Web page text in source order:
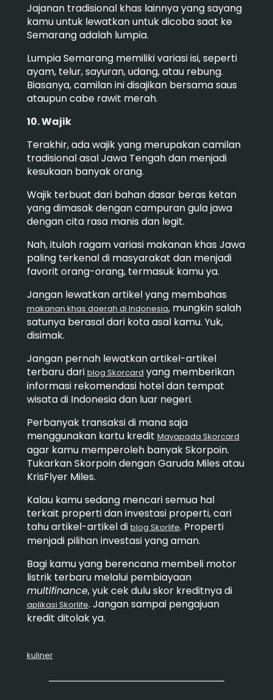
Jajanan tradisional khas lainnya yang sayang
kamu untuk lewatkan untuk dicoba saat ke
Semarang adalah lumpia.
Lumpia Semarang memiliki variasi isi, seperti
ayam, telur, sayuran, udang, atau rebung.
Biasanya, camilan ini disajikan bersama saus
ataupun cabe rawit merah.
10. Wajik
Terakhir, ada wajik yang merupakan camilan
tradisional asal Jawa Tengah dan menjadi
kesukaan banyak orang.
Wajik terbuat dari bahan dasar beras ketan
yang dimasak dengan campuran gula jawa
dengan cita rasa manis dan legit.
Nah, itulah ragam variasi makanan khas Jawa
paling terkenal di masyarakat dan menjadi
favorit orang-orang, termasuk kamu ya.
Jangan lewatkan artikel yang membahas
makanan khas daerah di Indonesia, mungkin salah
satunya berasal dari kota asal kamu. Yuk,
disimak.
Jangan pernah lewatkan artikel-artikel
terbaru dari blog Skorcard yang memberikan
informasi rekomendasi hotel dan tempat
wisata di Indonesia dan luar negeri.
Perbanyak transaksi di mana saja
menggunakan kartu kredit Mayapada Skorcard
agar kamu memperoleh banyak Skorpoin.
Tukarkan Skorpoin dengan Garuda Miles atau
KrisFlyer Miles.
Kalau kamu sedang mencari semua hal
terkait properti dan investasi properti, cari
tahu artikel-artikel di blog Skorlife. Properti
menjadi pilihan investasi yang aman.
Bagi kamu yang berencana membeli motor
listrik terbaru melalui pembiayaan
multifinance, yuk cek dulu skor kreditnya di
aplikasi Skorlife. Jangan sampai pengajuan
kredit ditolak ya.
kuliner